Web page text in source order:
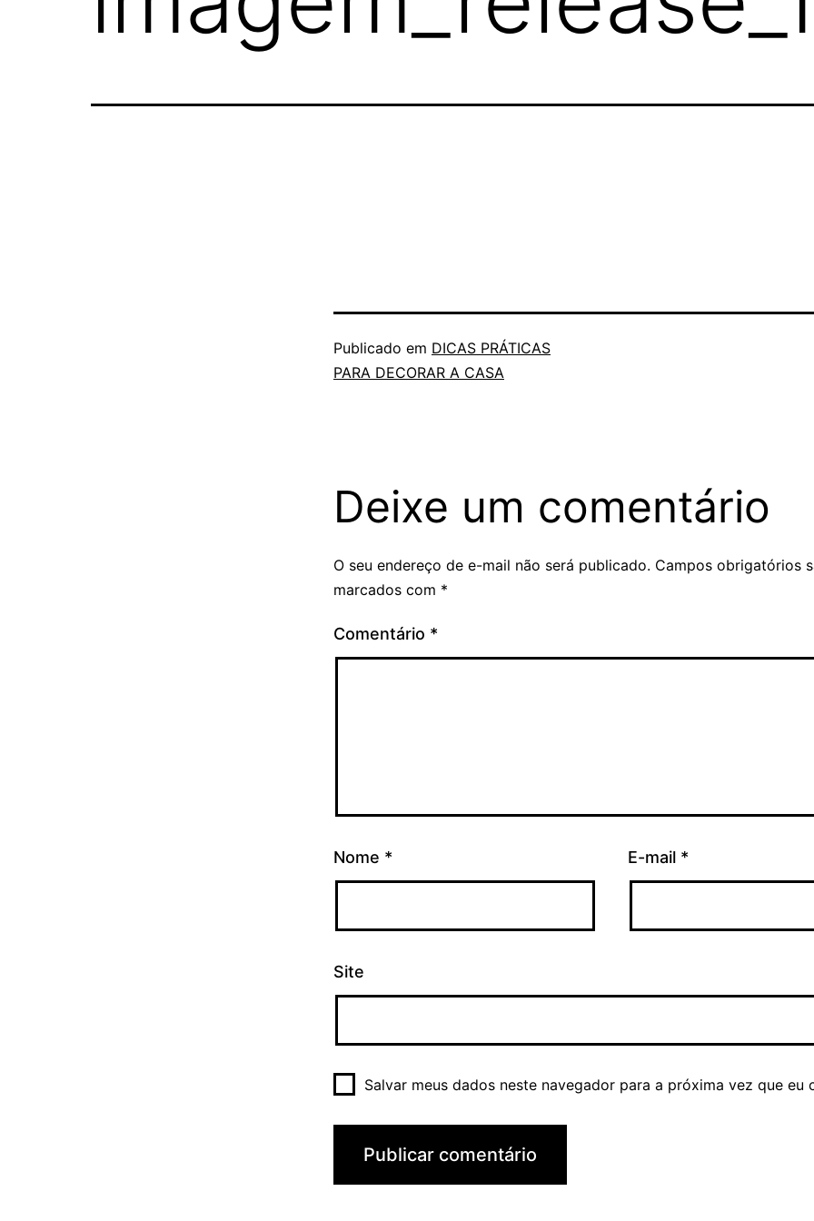
Publicado em DICAS PRÁTICAS
PARA DECORAR A CASA
Deixe um comentário
O seu endereço de e-mail não será publicado. Campos obrigatórios
marcados com *
Comentário *
Nome * E-mail *
Site
Salvar meus dados neste navegador para a próxima vez que eu